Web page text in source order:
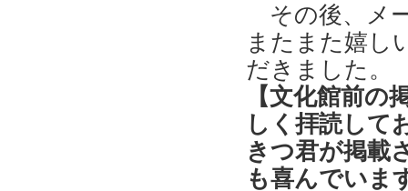
その後、メ
またまた嬉し
だきました。
【文化館前の
しく拝読して
きつ君が掲載
も喜んでいま